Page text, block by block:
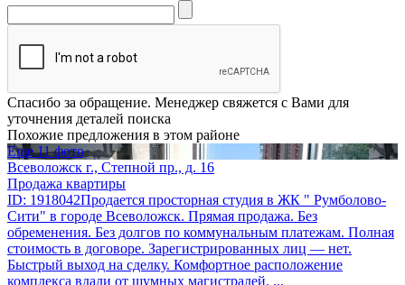
Спасибо за обращение. Менеджер свяжется с Вами для
уточнения деталей поиска
Похожие предложения в этом районе
Еще 11 фото
Всеволожск г., Степной пр., д. 16
Продажа квартиры
ID: 1918042Продается просторная студия в ЖК " Румболово-
Сити" в городе Всеволожск. Прямая продажа. Без
обременения. Без долгов по коммунальным платежам. Полная
стоимость в договоре. Зарегистрированных лиц — нет.
Быстрый выход на сделку. Комфортное расположение
комплекса вдали от шумных магистралей. ...